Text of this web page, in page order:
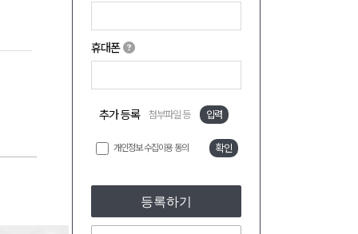
휴대폰
추가 등록 첨부파일 등 입력
개인정보 수집이용 동의 확인
등록하기